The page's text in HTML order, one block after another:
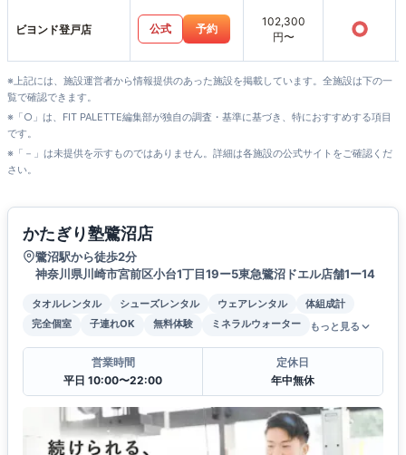
ビヨンド登戸店 公式 予約
102,300
円〜
○
※上記には、施設運営者から情報提供のあった施設を掲載しています。全施設は下の一
覧で確認できます。
※「○」は、FIT PALETTE編集部が独自の調査・基準に基づき、特におすすめする項目
です。
※「－」は未提供を示すものではありません。詳細は各施設の公式サイトをご確認くだ
さい。
かたぎり塾鷺沼店
鷺沼駅から徒歩2分
神奈川県川崎市宮前区小台1丁目19ー5東急鷺沼ドエル店舗1ー14
タオルレンタル シューズレンタル ウェアレンタル
体組成計
完全個室
子連れOK 無料体験 ミネラルウォーター もっと見る
営業時間
平日 10:00〜22:00
定休日
年中無休